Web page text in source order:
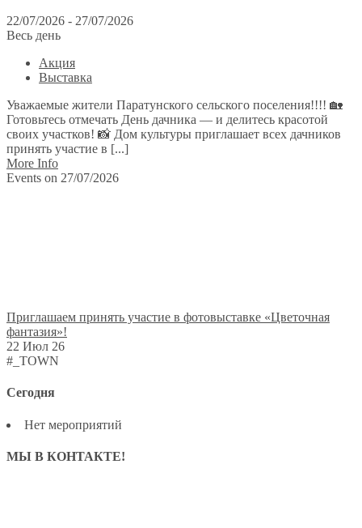
22/07/2026 - 27/07/2026
Весь день
Акция
Выставка
Уважаемые жители Паратунского сельского поселения!!!! 🏡
Готовьтесь отмечать День дачника — и делитесь красотой
своих участков! 📸 Дом культуры приглашает всех дачников
принять участие в [...]
More Info
Events on 27/07/2026
Приглашаем принять участие в фотовыставке «Цветочная
фантазия»!
22 Июл 26
#_TOWN
Сегодня
Нет мероприятий
МЫ В КОНТАКТЕ!